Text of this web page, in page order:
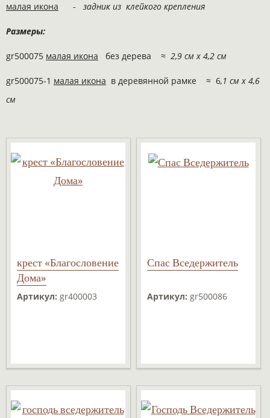
малая икона - задник из клейкого крепления
Размеры:
gr500075 малая икона без дерева ≈ 2,9 см х 4,2 см
gr500075-1 ​малая икона в деревянной рамке ≈ 6,1 см х 4,6
см
крест «Благословение
Дома»
Артикул: gr400003
Спас Вседержитель
Артикул: gr500086